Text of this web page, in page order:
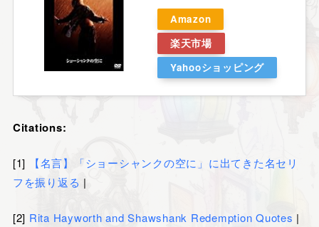
Amazon
楽天市場
Yahooショッピング
Citations:
[1]
【名言】「ショーシャンクの空に」に出てきた名セリ
フを振り返る |
[2] Rita Hayworth and Shawshank Redemption Quotes |